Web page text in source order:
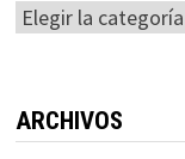
Categorías
ARCHIVOS